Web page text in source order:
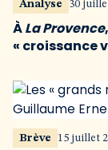
Analyse 30
ÀLa Provence
« croissance
Brève 15 juillet